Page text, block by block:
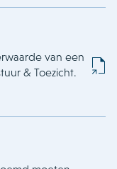
van een
& Toezicht.